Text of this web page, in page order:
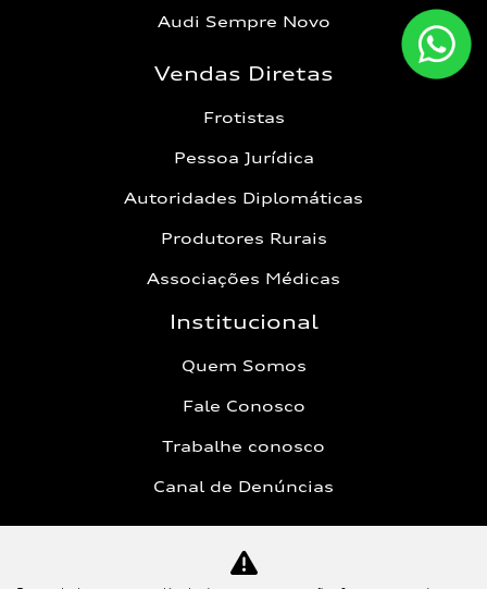
Audi Sempre Novo
Vendas Diretas
Frotistas
Pessoa Jurídica
Autoridades Diplomáticas
Produtores Rurais
Associações Médicas
Institucional
Quem Somos
Fale Conosco
Trabalhe conosco
Canal de Denúncias